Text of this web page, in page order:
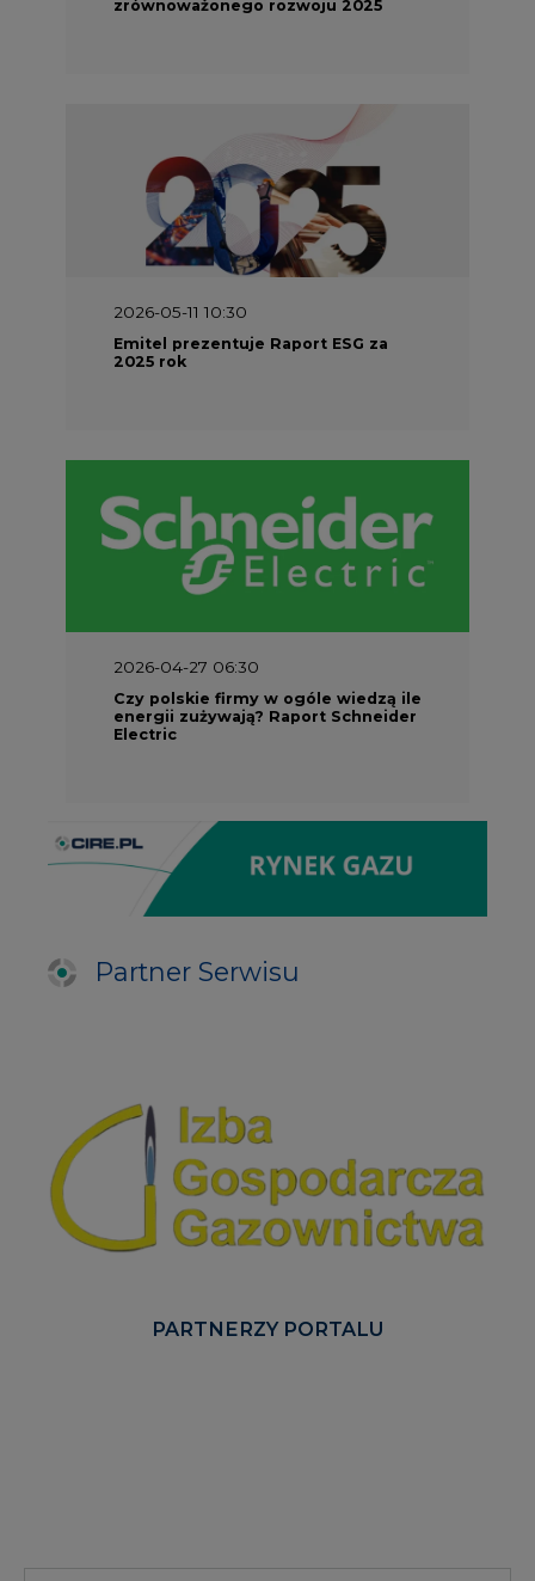
zrównoważonego rozwoju 2025
2026-05-11 10:30
Emitel prezentuje Raport ESG za
2025 rok
2026-04-27 06:30
Czy polskie firmy w ogóle wiedzą ile
energii zużywają? Raport Schneider
Electric
Partner Serwisu
PARTNERZY PORTALU